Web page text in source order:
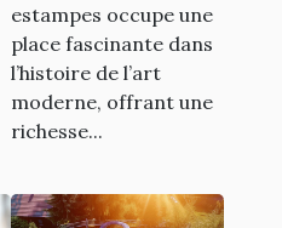
estampes occupe une
place fascinante dans
l’histoire de l’art
moderne, offrant une
richesse...